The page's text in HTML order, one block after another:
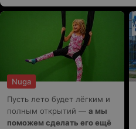
Nuga
Пусть лето будет лёгким и
полным открытий — а мы
поможем сделать его ещё